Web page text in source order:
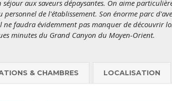
séjour aux saveurs dépaysantes. On aime
personnel de l'établissement. Son énorme parc
faudra évidemment pas manquer de découvrir
minutes du Grand Canyon du Moyen-Orient.
& CHAMBRES LOCALISATION